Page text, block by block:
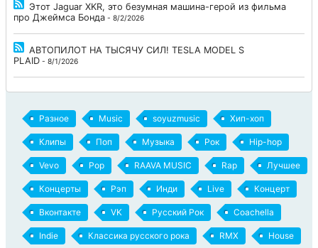
Этот Jaguar XKR, это безумная машина-герой из фильма
про Джеймса Бонда - 8/2/2026
АВТОПИЛОТ НА ТЫСЯЧУ СИЛ! TESLA MODEL S
PLAID - 8/1/2026
Разное Music soyuzmusic Хип-хоп
Клипы Поп Музыка Рок Hip-hop
Vevo Pop RAAVA MUSIC Rap Лучшее
Концерты Рэп Инди Live Концерт
Вконтакте VK Русский Рок Coachella
Indie Классика русского рока RMX House